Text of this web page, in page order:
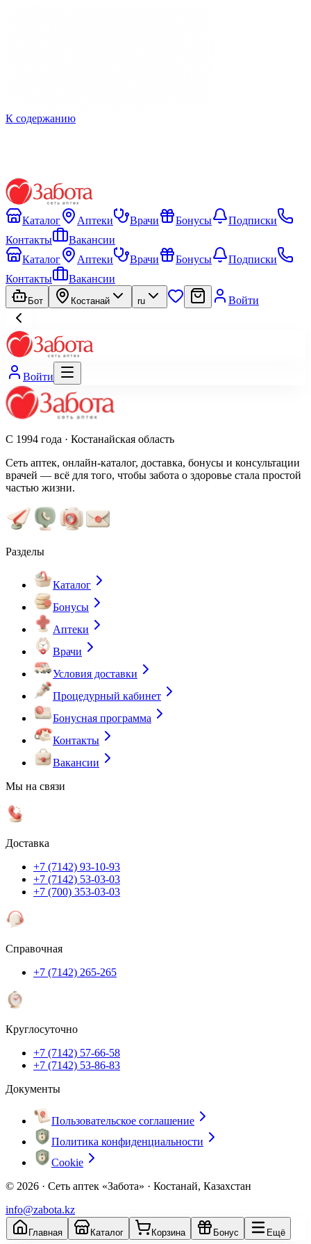
К содержанию
Каталог Аптеки Врачи Бонусы
Подписки
Контакты
Вакансии
Каталог
Аптеки Врачи Бонусы
Подписки
Контакты
Вакансии
Бот Костанай ru Войти
Войти
С 1994 года · Костанайская область
Сеть аптек, онлайн-каталог, доставка, бонусы и консультации
врачей — всё для того, чтобы забота о здоровье стала простой
частью жизни.
Разделы
Каталог
Бонусы
Аптеки
Врачи
Условия доставки
Процедурный кабинет
Бонусная программа
Контакты
Вакансии
Мы на связи
Доставка
+7 (7142) 93-10-93
+7 (7142) 53-03-03
+7 (700) 353-03-03
Справочная
+7 (7142) 265-265
Круглосуточно
+7 (7142) 57-66-58
+7 (7142) 53-86-83
Документы
Пользовательское соглашение
Политика конфиденциальности
Cookie
© 2026 · Сеть аптек «Забота» · Костанай, Казахстан
info@zabota.kz
Главная Каталог Корзина Бонус Ещё